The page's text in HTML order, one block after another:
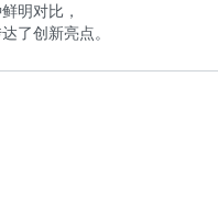
明对比，
了创新亮点。